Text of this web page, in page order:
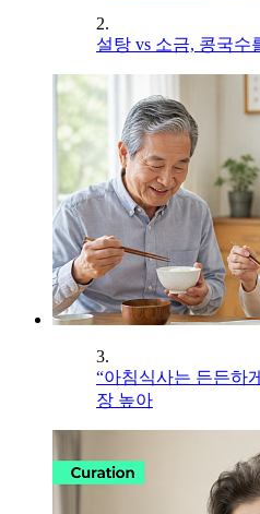
2.
설탕 vs 소금, 콩국수
3.
“아침식사는 든든하
장 높아